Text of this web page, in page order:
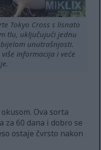
Tokyo Cross s lisnato
tlu, uključujući jednu
unutrašnjosti.
informacija i veće
Ova sorta
60 dana i dobro se
ostaje čvrsto nakon